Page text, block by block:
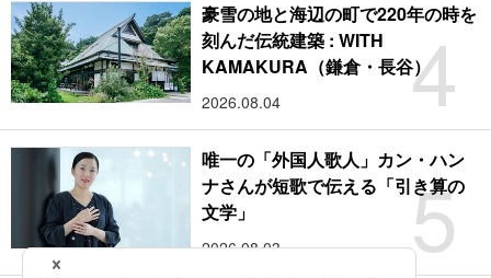
4
豪雪の地と海辺の町で220年の時を
刻んだ伝統建築 : WITH
KAMAKURA（鎌倉・長谷）
2026.08.04
5
唯一の「外国人歌人」カン・ハン
ナさんが短歌で伝える「引き算の
文学」
2026.08.03